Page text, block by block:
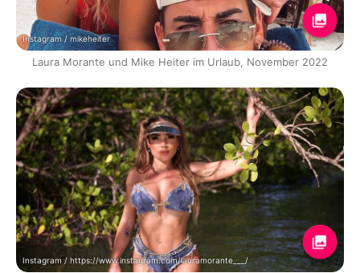
Instagram / mikeheiter
Laura Morante und Mike Heiter im Urlaub, November 2022
Instagram / https://www.instagram.com/lauramorante___/